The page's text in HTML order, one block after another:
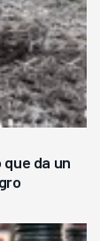
que da un